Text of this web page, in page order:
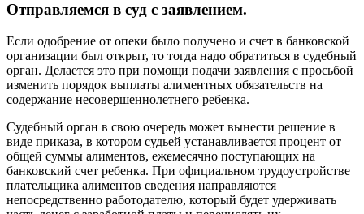
Отправляемся в суд с заявлением.
Если одобрение от опеки было получено и счет в банковской
организации был открыт, то тогда надо обратиться в судебный
орган. Делается это при помощи подачи заявления с просьбой
изменить порядок выплаты алиментных обязательств на
содержание несовершеннолетнего ребенка.
Судебный орган в свою очередь может вынести решение в
виде приказа, в котором судьей устанавливается процент от
общей суммы алиментов, ежемесячно поступающих на
банковский счет ребенка. При официальном трудоустройстве
плательщика алиментов сведения направляются
непосредственно работодателю, который будет удерживать